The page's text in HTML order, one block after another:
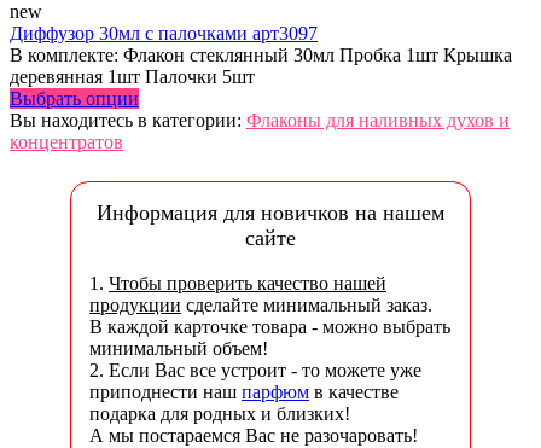
new
Диффузор 30мл с палочками арт3097
В комплекте: Флакон стеклянный 30мл Пробка 1шт Крышка
деревянная 1шт Палочки 5шт
Выбрать опции
Вы находитесь в категории: Флаконы для наливных духов и
концентратов
Информация для новичков на нашем
сайте
1. Чтобы проверить качество нашей
продукции сделайте минимальный заказ.
В каждой карточке товара - можно выбрать
минимальный объем!
2. Если Вас все устроит - то можете уже
приподнести наш парфюм в качестве
подарка для родных и близких!
А мы постараемся Вас не разочаровать!